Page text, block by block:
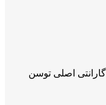
اصلی توسن